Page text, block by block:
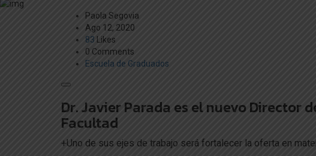
Paola Segovia
Ago 12, 2020
83 Likes
0 Comments
Escuela de Graduados
Dr. Javier Parada es el nuevo Director
Facultad
+Uno de sus ejes de trabajo será fortalecer la oferta en